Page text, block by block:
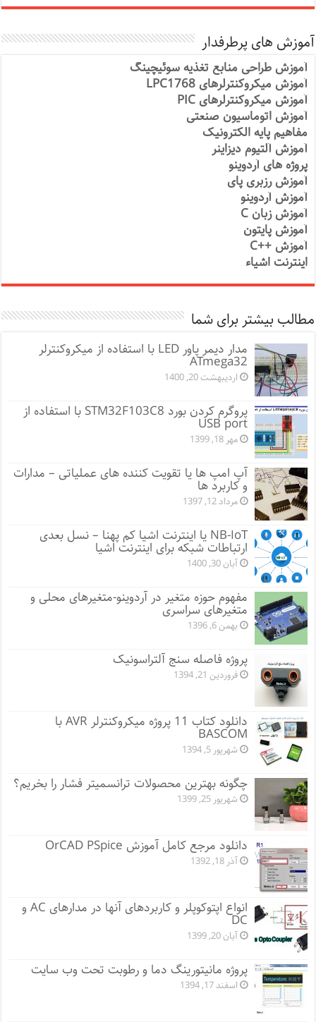
آموزش های پرطرفدار
آموزش طراحی منابع تغذیه سوئیچینگ
آموزش میکروکنترلرهای LPC1768
آموزش میکروکنترلرهای PIC
آموزش اتوماسیون صنعتی
مفاهیم پایه الکترونیک
آموزش آلتیوم دیزاینر
پروژه های آردوینو
آموزش رزبری پای
آموزش آردوینو
آموزش زبان C
آموزش پایتون
آموزش ++C
اینترنت اشیاء
مطالب بیشتر برای شما
مدار دیمر پاور LED با استفاده از میکروکنترلر
ATmega32
اردیبهشت 20, 1400
پروگرم کردن بورد STM32F103C8 با استفاده از
USB port
مهر 18, 1399
آپ امپ ها یا تقویت کننده های عملیاتی – مدارات
و کاربرد ها
مرداد 12, 1397
NB-IoT یا اینترنت اشیا کم پهنا – نسل بعدی
ارتباطات شبکه برای اینترنت اشیا
آبان 30, 1400
مفهوم حوزه متغیر در آردوینو-متغیرهای محلی و
متغیرهای سراسری
بهمن 6, 1396
پروژه فاصله سنج آلتراسونیک
فروردین 21, 1394
دانلود کتاب 11 پروژه میکروکنترلر AVR با
BASCOM
شهریور 5, 1394
چگونه بهترین محصولات ترانسمیتر فشار را بخریم؟
شهریور 25, 1399
دانلود مرجع کامل آموزش OrCAD PSpice
آذر 18, 1392
انواع اپتوکوپلر و کاربردهای آنها در مدارهای AC و
DC
آبان 20, 1399
پروژه مانيتورينگ دما و رطوبت تحت وب سایت
اسفند 17, 1394